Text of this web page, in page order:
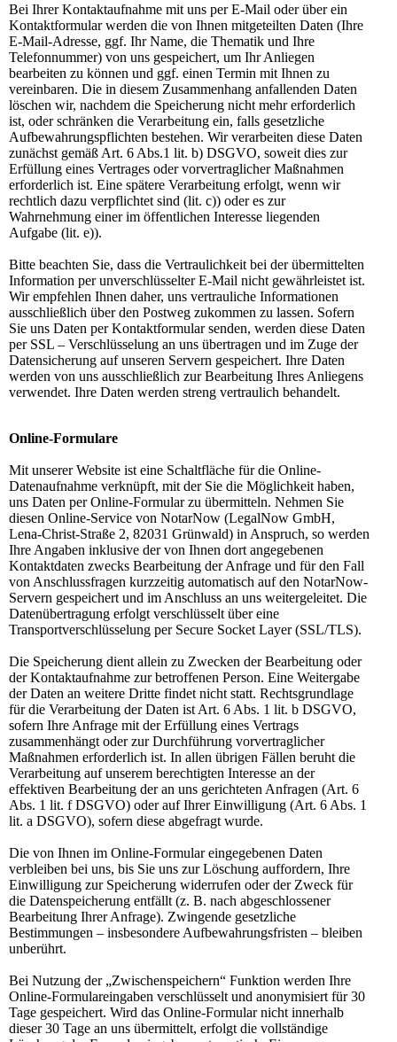
Bei Ihrer Kontaktaufnahme mit uns per E-Mail oder über ein
Kontaktformular werden die von Ihnen mitgeteilten Daten (Ihre
E-Mail-Adresse, ggf. Ihr Name, die Thematik und Ihre
Telefonnummer) von uns gespeichert, um Ihr Anliegen
bearbeiten zu können und ggf. einen Termin mit Ihnen zu
vereinbaren. Die in diesem Zusammenhang anfallenden Daten
löschen wir, nachdem die Speicherung nicht mehr erforderlich
ist, oder schränken die Verarbeitung ein, falls gesetzliche
Aufbewahrungspflichten bestehen. Wir verarbeiten diese Daten
zunächst gemäß Art. 6 Abs.1 lit. b) DSGVO, soweit dies zur
Erfüllung eines Vertrages oder vorvertraglicher Maßnahmen
erforderlich ist. Eine spätere Verarbeitung erfolgt, wenn wir
rechtlich dazu verpflichtet sind (lit. c)) oder es zur
Wahrnehmung einer im öffentlichen Interesse liegenden
Aufgabe (lit. e)).
Bitte beachten Sie, dass die Vertraulichkeit bei der übermittelten
Information per unverschlüsselter E-Mail nicht gewährleistet ist.
Wir empfehlen Ihnen daher, uns vertrauliche Informationen
ausschließlich über den Postweg zukommen zu lassen. Sofern
Sie uns Daten per Kontaktformular senden, werden diese Daten
per SSL – Verschlüsselung an uns übertragen und im Zuge der
Datensicherung auf unseren Servern gespeichert. Ihre Daten
werden von uns ausschließlich zur Bearbeitung Ihres Anliegens
verwendet. Ihre Daten werden streng vertraulich behandelt.
Online-Formulare
Mit unserer Website ist eine Schaltfläche für die Online-
Datenaufnahme verknüpft, mit der Sie die Möglichkeit haben,
uns Daten per Online-Formular zu übermitteln. Nehmen Sie
diesen Online-Service von NotarNow (LegalNow GmbH,
Lena-Christ-Straße 2, 82031 Grünwald) in Anspruch, so werden
Ihre Angaben inklusive der von Ihnen dort angegebenen
Kontaktdaten zwecks Bearbeitung der Anfrage und für den Fall
von Anschlussfragen kurzzeitig automatisch auf den NotarNow-
Servern gespeichert und im Anschluss an uns weitergeleitet. Die
Datenübertragung erfolgt verschlüsselt über eine
Transportverschlüsselung per Secure Socket Layer (SSL/TLS).
Die Speicherung dient allein zu Zwecken der Bearbeitung oder
der Kontaktaufnahme zur betroffenen Person. Eine Weitergabe
der Daten an weitere Dritte findet nicht statt. Rechtsgrundlage
für die Verarbeitung der Daten ist Art. 6 Abs. 1 lit. b DSGVO,
sofern Ihre Anfrage mit der Erfüllung eines Vertrags
zusammenhängt oder zur Durchführung vorvertraglicher
Maßnahmen erforderlich ist. In allen übrigen Fällen beruht die
Verarbeitung auf unserem berechtigten Interesse an der
effektiven Bearbeitung der an uns gerichteten Anfragen (Art. 6
Abs. 1 lit. f DSGVO) oder auf Ihrer Einwilligung (Art. 6 Abs. 1
lit. a DSGVO), sofern diese abgefragt wurde.
Die von Ihnen im Online-Formular eingegebenen Daten
verbleiben bei uns, bis Sie uns zur Löschung auffordern, Ihre
Einwilligung zur Speicherung widerrufen oder der Zweck für
die Datenspeicherung entfällt (z. B. nach abgeschlossener
Bearbeitung Ihrer Anfrage). Zwingende gesetzliche
Bestimmungen – insbesondere Aufbewahrungsfristen – bleiben
unberührt.
Bei Nutzung der „Zwischenspeichern“ Funktion werden Ihre
Online-Formulareingaben verschlüsselt und anonymisiert für 30
Tage gespeichert. Wird das Online-Formular nicht innerhalb
dieser 30 Tage an uns übermittelt, erfolgt die vollständige